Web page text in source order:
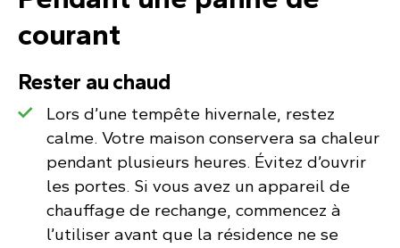
courant
Rester au chaud
Lors d’une tempête hivernale, restez
calme. Votre maison conservera sa chaleur
pendant plusieurs heures. Évitez d’ouvrir
les portes. Si vous avez un appareil de
chauffage de rechange, commencez à
l’utiliser avant que la résidence ne se